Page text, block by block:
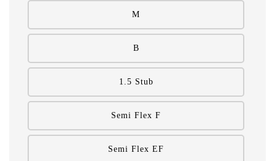
M
B
1.5 Stub
Semi Flex F
Semi Flex EF